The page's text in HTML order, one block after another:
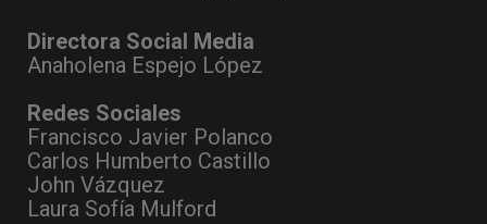
Directora Social Media
Anaholena Espejo López
Redes Sociales
Francisco Javier Polanco
Carlos Humberto Castillo
John Vázquez
Laura Sofía Mulford